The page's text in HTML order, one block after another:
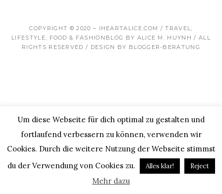
COPYRIGHT © 2020 – IHEARTALICE.COM / TRAVEL,
LIFESTYLE, FOOD & FASHIONBLOG BY ALICE M. HUYNH / ALL
RIGHTS RESERVED / DESIGN BY BLOGGER-BERATUNG
Um diese Webseite für dich optimal zu gestalten und
fortlaufend verbessern zu können, verwenden wir
Cookies. Durch die weitere Nutzung der Webseite stimmst
du der Verwendung von Cookies zu.
Alles klar! Reject
Mehr dazu